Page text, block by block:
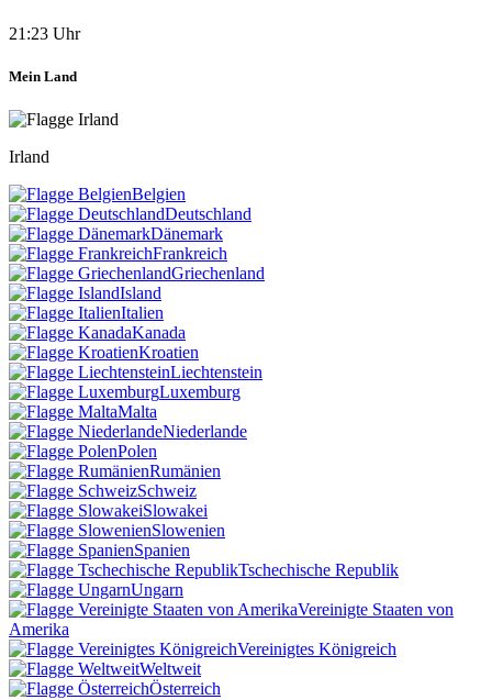
21:23 Uhr
Mein Land
Irland
Belgien
Deutschland
Dänemark
Frankreich
Griechenland
Island
Italien
Kanada
Kroatien
Liechtenstein
Luxemburg
Malta
Niederlande
Polen
Rumänien
Schweiz
Slowakei
Slowenien
Spanien
Tschechische Republik
Ungarn
Vereinigte Staaten von
Amerika
Vereinigtes Königreich
Weltweit
Österreich